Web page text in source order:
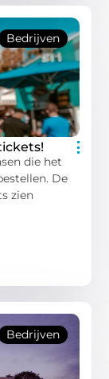
Bedrijven
die het
De
zien
Bedrijven